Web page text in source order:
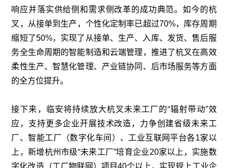
响应并落实供给侧和需求侧改革的成功典范。如今的杭
叉，从接单到生产，个性化定制率已超过70%，库存周期
缩短了50%，实现了从接单、生产、入库、发货、售后服
务全生命周期的智能制造和云端管理，推进了杭叉在高效
柔性生产、智慧化管理、产业链协同、后市场服务等方面
的全方位提升。
接下来，临安将持续放大杭叉未来工厂的“辐射带动”效
应，支持更多企业开展技术改造，力争创建省级未来工
厂、智能工厂（数字化车间）、工业互联网平台各1家以
上，新增杭州市级“未来工厂”培育企业20家以上，实施数
字化改造（工厂物联网）项目40个以上，实现规上工业企